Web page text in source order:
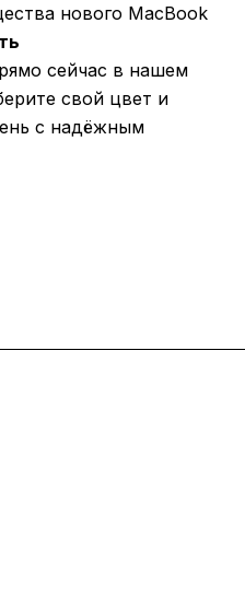
нового MacBook
сейчас в нашем
свой цвет и
с надёжным